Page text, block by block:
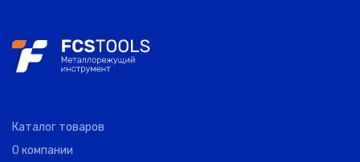
Каталог товаров
О компании